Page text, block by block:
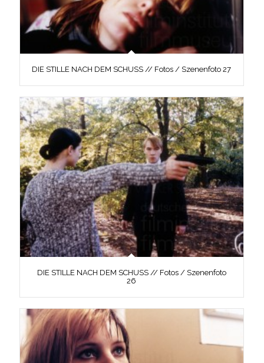
DIE STILLE NACH DEM SCHUSS // Fotos / Szenenfoto 27
DIE STILLE NACH DEM SCHUSS // Fotos / Szenenfoto
26